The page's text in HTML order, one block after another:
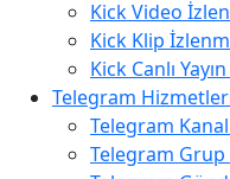
Kick Video
Kick Klip
Kick Canlı
Telegram
Telegram
Telegram Grup